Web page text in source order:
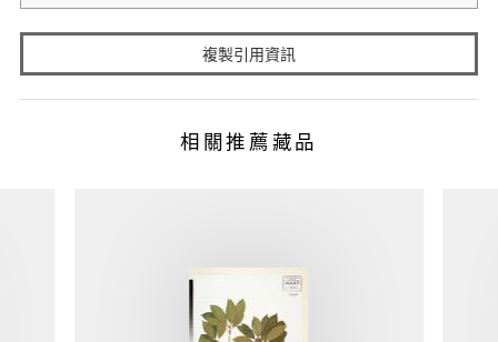
複製引用資訊
相關推薦藏品